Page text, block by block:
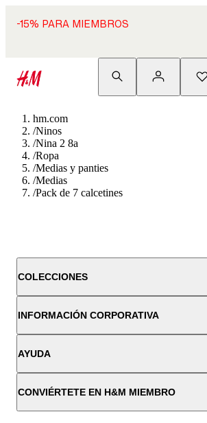
-15% PARA MIEMBROS
hm.com
/Ninos
/Nina 2 8a
/Ropa
/Medias y panties
/Medias
/Pack de 7 calcetines
COLECCIONES
INFORMACIÓN CORPORATIVA
AYUDA
CONVIÉRTETE EN H&M MIEMBRO